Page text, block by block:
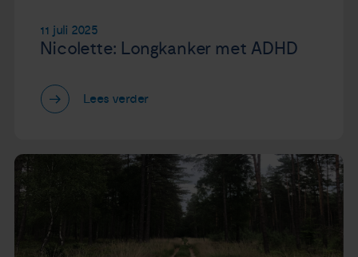
11 juli 2025
Nicolette: Longkanker met ADHD
Lees verder